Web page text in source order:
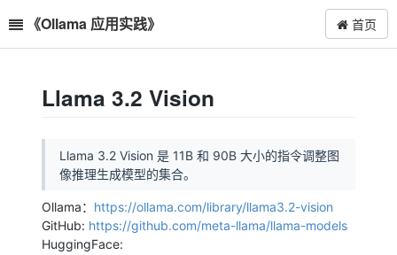
《Ollama 应用实践》 首页
Llama 3.2 Vision
Llama 3.2 Vision 是 11B 和 90B 大小的指令调整图
像推理生成模型的集合。
Ollama： https://ollama.com/library/llama3.2-vision
GitHub: https://github.com/meta-llama/llama-models
HuggingFace: